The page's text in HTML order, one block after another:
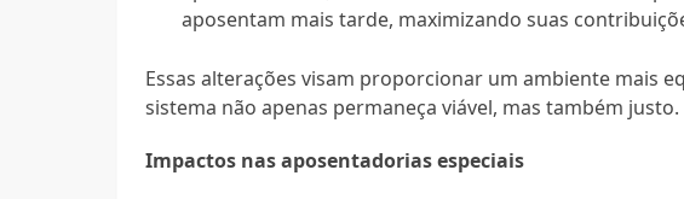
aposentam mais tarde, maximizando suas
Essas alterações visam proporcionar um ambiente mais
sistema não apenas permaneça viável, mas também justo.
Impactos nas aposentadorias especiais